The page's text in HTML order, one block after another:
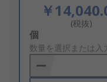
￥
(税抜)
Add
to
Basket
個
数量を選択または入